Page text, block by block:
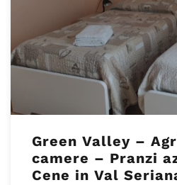
Green Valley –
camere – Pranzi
Cene in Val